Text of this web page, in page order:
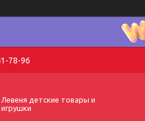
78-96
Левеня детские товары и
игрушки